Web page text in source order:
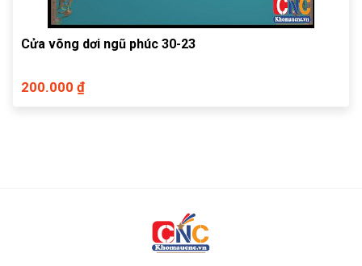
Cửa võng dơi ngũ phúc 30-23
200.000 ₫